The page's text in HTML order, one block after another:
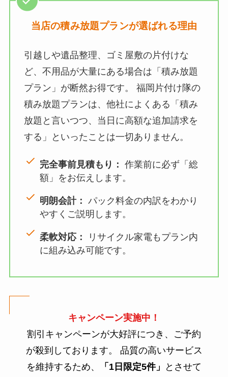
当店の積み放題プランが選ばれる理由
引越しや遺品整理、ゴミ屋敷の片付けな
ど、不用品が大量にある場合は「積み放題
プラン」が断然お得です。 福岡片付け隊の
積み放題プランは、他社によくある「積み
放題と言いつつ、当日に高額な追加請求を
する」といったことは一切ありません。
完全事前見積もり： 作業前に必ず「総
額」をお伝えします。
明朗会計： パック料金の内訳をわかり
やすくご説明します。
柔軟対応：
リサイクル家電もプラン内
に組み込み可能です。
キャンペーン実施中！
割引キャンペーンが大好評につき、ご予約
が殺到しております。 品質の高いサービス
を維持するため、
「1日限定5件」
とさせて